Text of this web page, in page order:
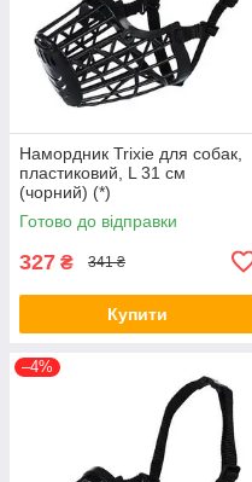
Намордник Trixie для собак,
пластиковий, L 31 см
(чорний) (*)
Готово до відправки
327 ₴ 341 ₴
Купити
–4%